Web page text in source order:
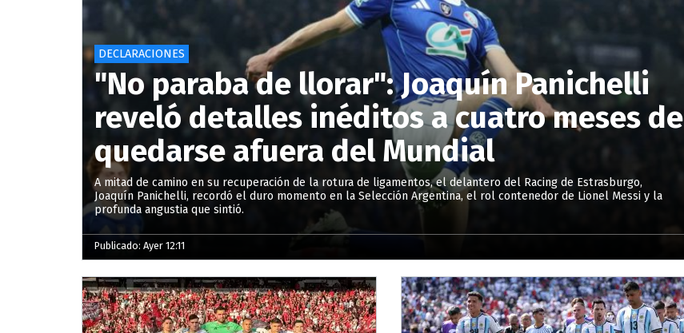
DECLARACIONES
"No paraba de llorar": Joaquín Panichelli
reveló detalles inéditos a cuatro meses de
quedarse afuera del Mundial
A mitad de camino en su recuperación de la rotura de ligamentos, el delantero del Racing de Estrasburgo,
Joaquín Panichelli, recordó el duro momento en la Selección Argentina, el rol contenedor de Lionel Messi y la
profunda angustia que sintió.
Publicado: Ayer 12:11